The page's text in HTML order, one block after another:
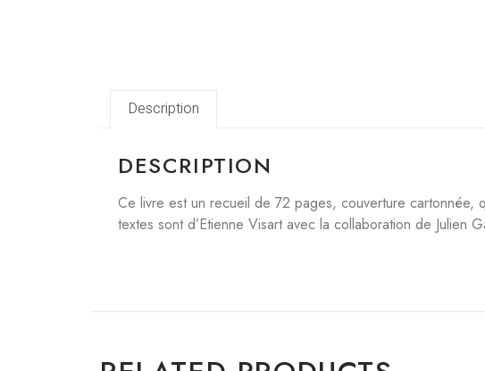
Description
DESCRIPTION
Ce livre est un recueil de 72 pages, couverture cartonnée,
textes sont d’Etienne Visart avec la collaboration de Julien